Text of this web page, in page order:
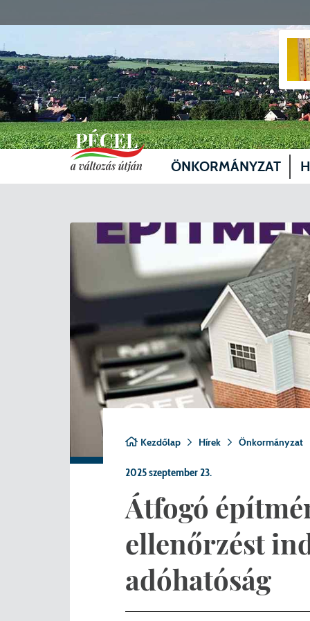
ÖNKORMÁNYZAT
Képviselő-testület
Bizottságok
Döntéshozatal
Nemzetiségi
Önkormányzati
Pályázatok
Belső visszaélés bejelentő
Kezdőlap Hírek Önkormányzat
2025 szeptember 23.
Átfogó
ellenőrzést
adóhatóság